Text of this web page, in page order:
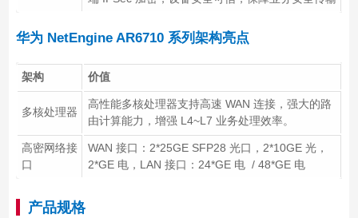
华为 NetEngine AR6710 系列架构亮点
架构 价值
多核处理器
高性能多核处理器支持高速 WAN 连接，强大的路
由计算能力，增强 L4~L7 业务处理效率。
高密网络接
口
WAN 接口：2*25GE SFP28 光口，2*10GE 光，
2*GE 电，LAN 接口：24*GE 电 / 48*GE 电
产品规格